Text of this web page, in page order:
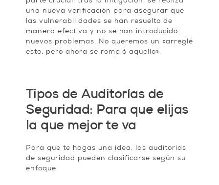
una nueva verificación para asegurar que
las vulnerabilidades se han resuelto de
manera efectiva y no se han introducido
nuevos problemas. No queremos un «arreglé
esto, pero ahora se rompió aquello».
Tipos de Auditorías de
Seguridad: Para que elijas
la que mejor te va
Para que te hagas una idea, las auditorías
de seguridad pueden clasificarse según su
enfoque: